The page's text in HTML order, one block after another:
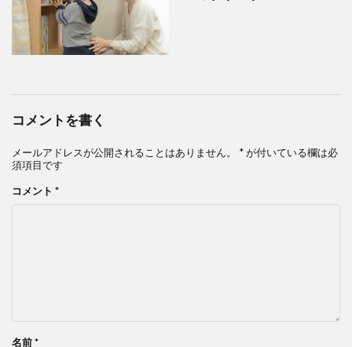
コメントを書く
メールアドレスが公開されることはありません。 *が付いている欄は必
須項目です
コメント *
名前*